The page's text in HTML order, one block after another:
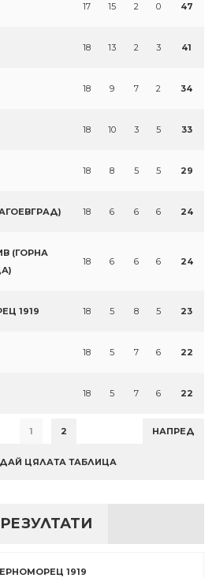
17 15 2 0 47
18 13 2 3 41
18 9 7 2 34
18 10 3 5 33
18 8 5 5 29
18 6 6 6 24
(ГОРНА
18 6 6 6 24
1919 18 5 8 5 23
18 5 7 6 22
18 5 7 6 22
1 2 НАПРЕД
ЦЯЛАТА ТАБЛИЦА
1919